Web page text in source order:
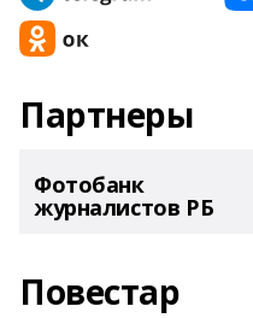
Партнеры
Фотобанк
журналистов РБ
Повестар